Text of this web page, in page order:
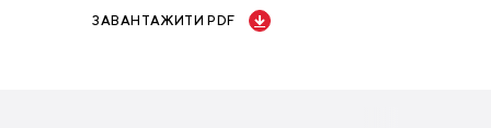
ЗАВАНТАЖИТИ PDF